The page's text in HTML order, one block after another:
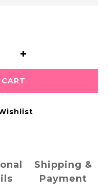
Shipping &
Payment